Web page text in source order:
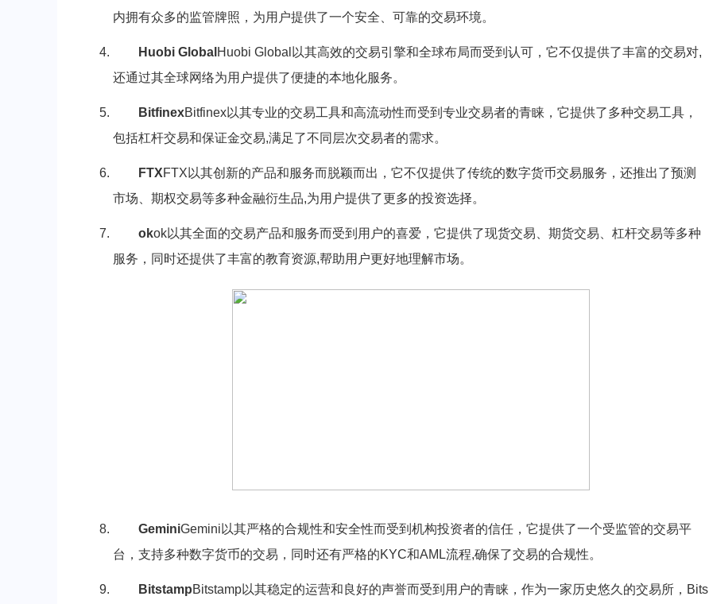
内拥有众多的监管牌照，为用户提供了一个安全、可靠的交易环境。
Huobi Global Huobi Global以其高效的交易引擎和全球布局而受到认可，它不仅提供了丰富的交易对,
还通过其全球网络为用户提供了便捷的本地化服务。
BitfinexBitfinex以其专业的交易工具和高流动性而受到专业交易者的青睐，它提供了多种交易工具，
包括杠杆交易和保证金交易,满足了不同层次交易者的需求。
FTXFTX以其创新的产品和服务而脱颖而出，它不仅提供了传统的数字货币交易服务，还推出了预测
市场、期权交易等多种金融衍生品,为用户提供了更多的投资选择。
okok以其全面的交易产品和服务而受到用户的喜爱，它提供了现货交易、期货交易、杠杆交易等多种
服务，同时还提供了丰富的教育资源,帮助用户更好地理解市场。
GeminiGemini以其严格的合规性和安全性而受到机构投资者的信任，它提供了一个受监管的交易平
台，支持多种数字货币的交易，同时还有严格的KYC和AML流程,确保了交易的合规性。
BitstampBitstamp以其稳定的运营和良好的声誉而受到用户的青睐，作为一家历史悠久的交易所，Bits